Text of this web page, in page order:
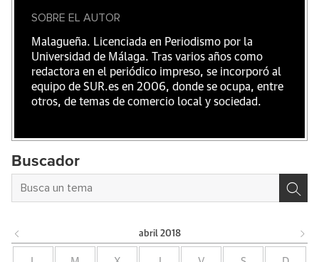
SOBRE EL AUTOR
Malagueña. Licenciada en Periodismo por la
Universidad de Málaga. Tras varios años como
redactora en el periódico impreso, se incorporó al
equipo de SUR.es en 2006, donde se ocupa, entre
otros, de temas de comercio local y sociedad.
Buscador
abril 2018